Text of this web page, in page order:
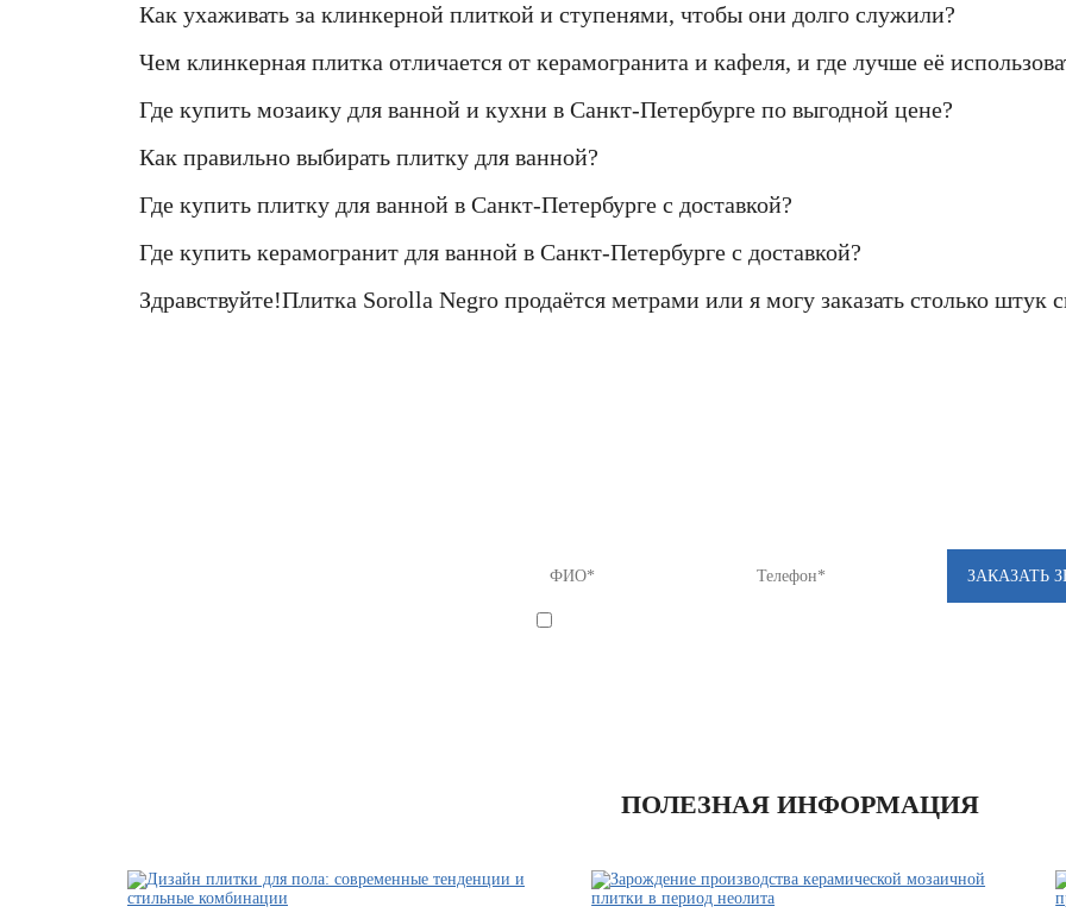
Как ухаживать за клинкерной плиткой и ступенями, чтобы они долго служили?
Чем клинкерная плитка отличается от керамогранита и кафеля, и где лучше её
Где купить мозаику для ванной и кухни в Санкт-Петербурге по выгодной цене?
Как правильно выбирать плитку для ванной?
Где купить плитку для ванной в Санкт-Петербурге с доставкой?
Где купить керамогранит для ванной в Санкт-Петербурге с доставкой?
Здравствуйте!Плитка Sorolla Negro продаётся метрами или я могу заказать столько штук
ПОЛЕЗНАЯ ИНФОРМАЦИЯ